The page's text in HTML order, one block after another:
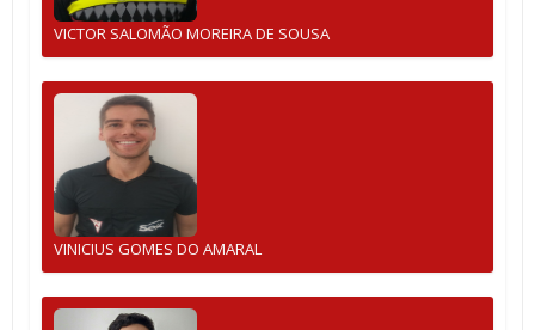
VICTOR SALOMÃO MOREIRA DE SOUSA
VINICIUS GOMES DO AMARAL